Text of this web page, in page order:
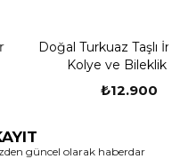
Turkuaz Taşlı İnci Zincir
Kolye ve Bileklik Set
₺12.900
güncel olarak haberdar